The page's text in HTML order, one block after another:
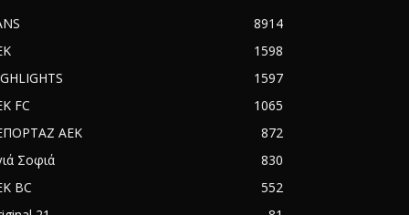
8914
1598
1597
FC
1065
ΑΕΚ
872
Σοφιά
830
BC
552